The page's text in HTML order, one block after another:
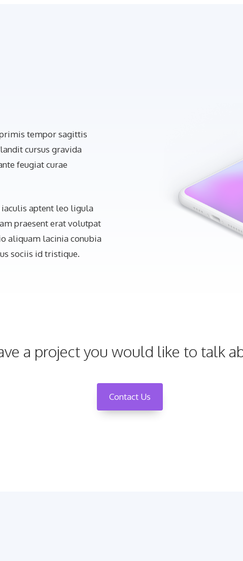
tempor sagittis
cursus gravida
feugiat curae
aptent leo ligula
praesent erat volutpat
aliquam lacinia conubia
sociis id tristique.
a project you would like to talk
Contact Us